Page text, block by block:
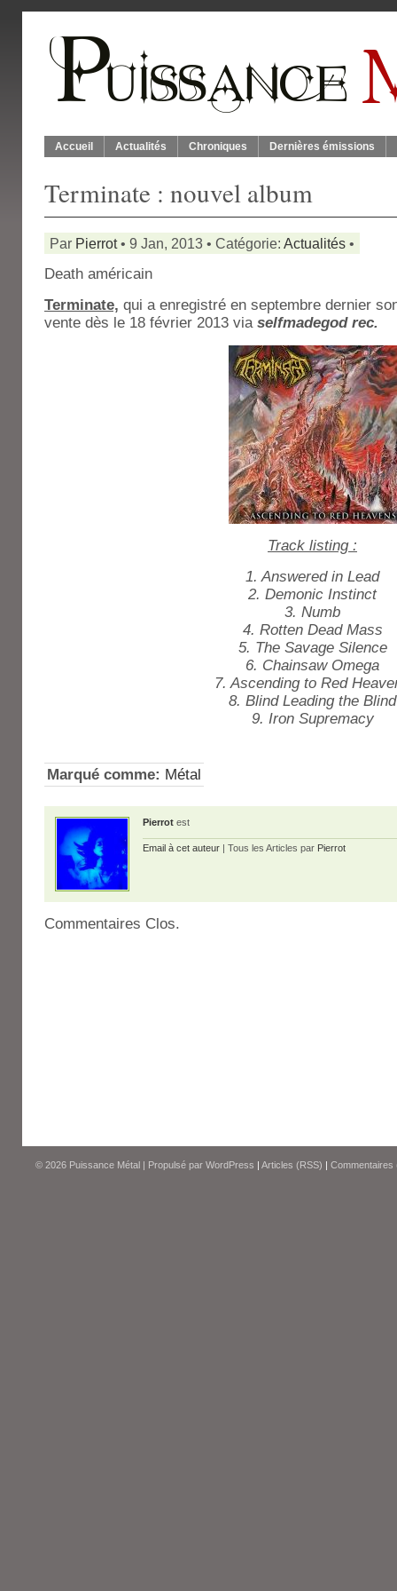
Accueil Actualités Chroniques Dernières émissions
Terminate : nouvel album
Par Pierrot• 9 Jan, 2013 • Catégorie: Actualités •
Death américain
Terminate, qui a enregistré en septembre dernier
vente dès le 18 février 2013 via selfmadegod rec.
Track listing :
1. Answered in Lead
2. Demonic Instinct
3. Numb
4. Rotten Dead Mass
5. The Savage Silence
6. Chainsaw Omega
7. Ascending to Red
8. Blind Leading the Blind
9. Iron Supremacy
Marqué comme: Métal
Pierrot est
Email à cet auteur | Tous les Articles par Pierrot
Commentaires Clos.
© 2026 Puissance Métal | Propulsé par WordPress | Articles (RSS) | Commentaires